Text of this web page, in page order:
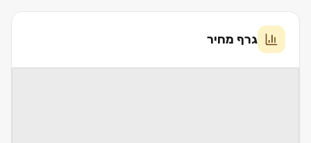
גרף מחיר